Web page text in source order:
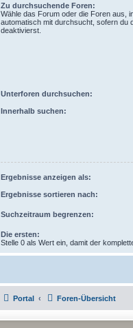
Zu durchsuchende Foren:
Wähle das Forum oder die Foren aus,
automatisch mit durchsucht, sofern du
deaktivierst.
Unterforen durchsuchen:
Innerhalb suchen:
Ergebnisse anzeigen als:
Ergebnisse sortieren nach:
Suchzeitraum begrenzen:
Die ersten:
Stelle 0 als Wert ein, damit der
Portal Foren-Übersicht